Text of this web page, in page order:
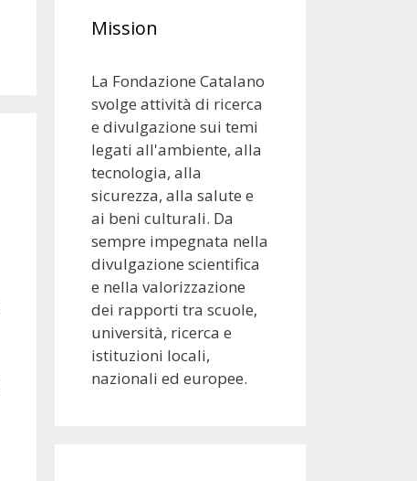
Mission
La Fondazione Catalano
svolge attività di ricerca
e divulgazione sui temi
legati all'ambiente, alla
tecnologia, alla
sicurezza, alla salute e
ai beni culturali. Da
sempre impegnata nella
divulgazione scientifica
e nella valorizzazione
dei rapporti tra scuole,
università, ricerca e
istituzioni locali,
nazionali ed europee.